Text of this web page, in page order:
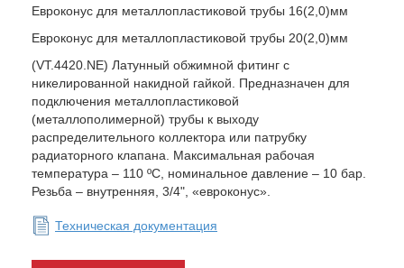
Евроконус для металлопластиковой трубы 16(2,0)мм
Евроконус для металлопластиковой трубы 20(2,0)мм
(VT.4420.NE) Латунный обжимной фитинг с
никелированной накидной гайкой. Предназначен для
подключения металлопластиковой
(металлополимерной) трубы к выходу
распределительного коллектора или патрубку
радиаторного клапана. Максимальная рабочая
температура – 110 ºC, номинальное давление – 10 бар.
Резьба – внутренняя, 3/4", «евроконус».
Техническая документация